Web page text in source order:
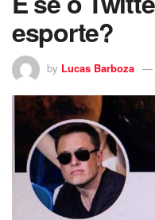
esporte?
by Lucas Barboza